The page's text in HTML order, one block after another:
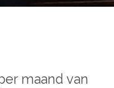
maand van